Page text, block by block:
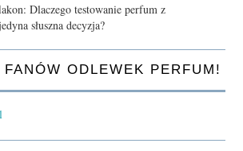
Dlaczego testowanie perfum z
słuszna decyzja?
ODLEWEK PERFUM!